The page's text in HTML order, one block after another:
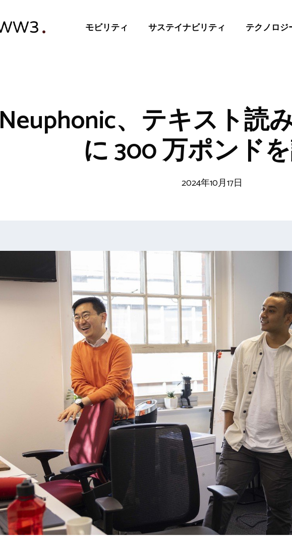
モビリティ サステイナビリティ テクノロジ
Neuphonic、テキスト読
に 300 万ポンド
2024年10月17日